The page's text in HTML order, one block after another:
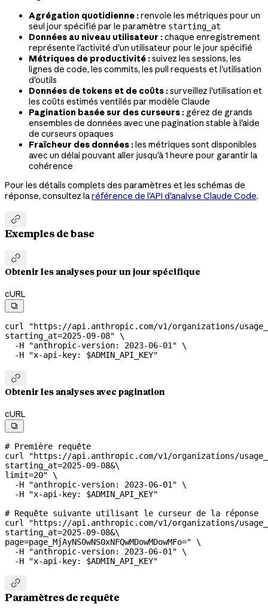
Agrégation quotidienne :renvoie les métriques pour un
seul jour spécifié par le paramètre starting_at
Données au niveau utilisateur :chaque enregistrement
représente l'activité d'un utilisateur pour le jour spécifié
Métriques de productivité :suivez les sessions, les
lignes de code, les commits, les pull requests et l'utilisation
d'outils
Données de tokens et de coûts :surveillez l'utilisation et
les coûts estimés ventilés par modèle Claude
Pagination basée sur des curseurs : gérez de grands
ensembles de données avec une pagination stable à l'aide
de curseurs opaques
Fraîcheur des données :les métriques sont disponibles
avec un délai pouvant aller jusqu'à 1 heure pour garantir la
cohérence
Pour les détails complets des paramètres et les schémas de
réponse, consultez laréférence de l'API d'analyse Claude Code.

Exemples de base

Obtenir les analyses pour un jour spécifique
cURL

curl
"https://api.anthropic.com/v1/organizations/
starting_at=2025-09-08" \
  -H
"anthropic-version: 2023-06-01" \
  -H
"x-api-key: $ADMIN_API_KEY"

Obtenir les analyses avec pagination
cURL

# Première requête
curl
"https://api.anthropic.com/v1/organizations/
starting_at=2025-09-08&\
limit=20" \
  -H
"anthropic-version: 2023-06-01" \
  -H
"x-api-key: $ADMIN_API_KEY"
# Requête suivante utilisant le curseur de la réponse
curl
"https://api.anthropic.com/v1/organizations/
starting_at=2025-09-08&\
page=page_MjAyNS0wNS0xNFQwMDowMDowMFo=" \
  -H
"anthropic-version: 2023-06-01" \
  -H
"x-api-key: $ADMIN_API_KEY"

Paramètres de requête